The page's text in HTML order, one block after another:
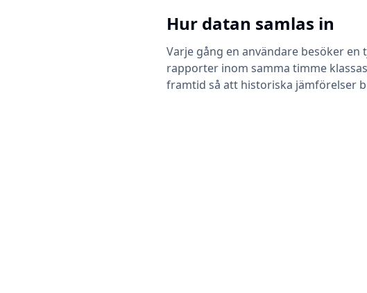
Hur datan samlas in
Varje gång en användare besöker
rapporter inom samma timme
framtid så att historiska jämförelser